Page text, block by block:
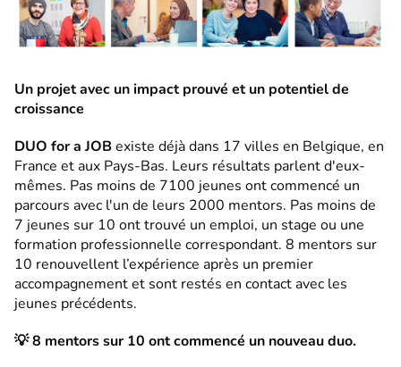
Un projet avec un impact prouvé et un potentiel de
croissance
DUO for a JOBexiste déjà dans 17 villes en Belgique, en
France et aux Pays-Bas. Leurs résultats parlent d'eux-
mêmes. Pas moins de 7100 jeunes ont commencé un
parcours avec l'un de leurs 2000 mentors. Pas moins de
7 jeunes sur 10 ont trouvé un emploi, un stage ou une
formation professionnelle correspondant. 8 mentors sur
10 renouvellent l’expérience après un premier
accompagnement et sont restés en contact avec les
jeunes précédents.
💡 8 mentors sur 10 ont commencé un nouveau duo.